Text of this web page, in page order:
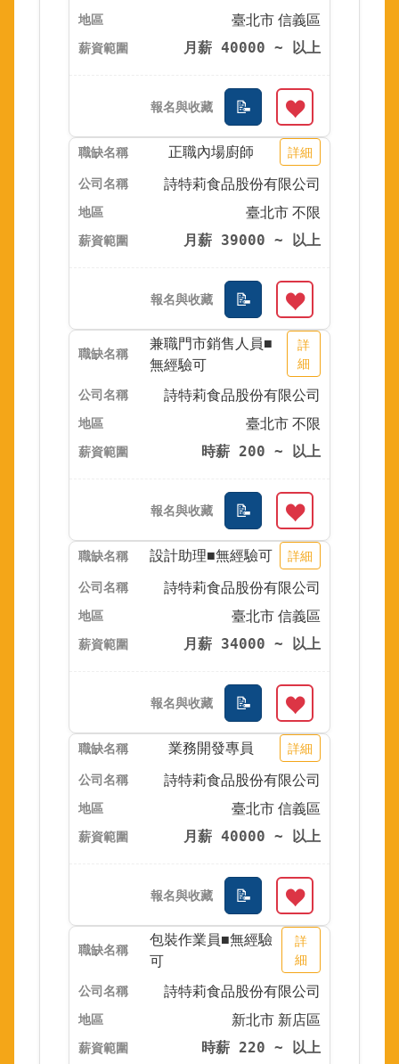
臺北市 信義區
月薪 40000 ~ 以上
正職內場廚師 詳細
詩特莉食品股份有限公司
臺北市 不限
月薪 39000 ~ 以上
兼職門市銷售人員■
無經驗可
詳
細
詩特莉食品股份有限公司
臺北市 不限
時薪 200 ~ 以上
設計助理■無經驗可 詳細
詩特莉食品股份有限公司
臺北市 信義區
月薪 34000 ~ 以上
業務開發專員 詳細
詩特莉食品股份有限公司
臺北市 信義區
月薪 40000 ~ 以上
包裝作業員■無經驗
可
詳
細
詩特莉食品股份有限公司
新北市 新店區
時薪 220 ~ 以上